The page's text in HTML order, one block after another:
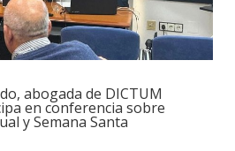
abogada de DICTUM
en conferencia sobre
y Semana Santa